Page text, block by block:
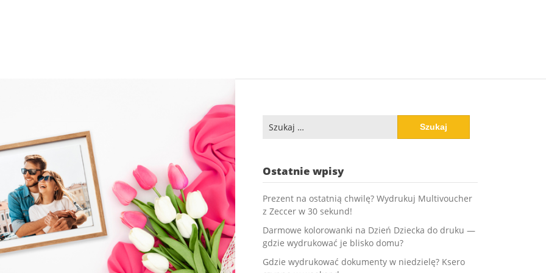
Szukaj:
Ostatnie wpisy
Prezent na ostatnią chwilę? Wydrukuj Multivoucher
z Zeccer w 30 sekund!
Darmowe kolorowanki na Dzień Dziecka do druku —
gdzie wydrukować je blisko domu?
Gdzie wydrukować dokumenty w niedzielę? Ksero